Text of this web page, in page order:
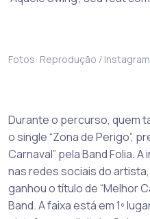
Fotos: Reprodução / Instagram
Durante o percurso, quem
o single “Zona de Perigo”,
Carnaval” pela Band Folia.
nas redes sociais do
ganhou o título de “Melhor
Band. A faixa está em 1º